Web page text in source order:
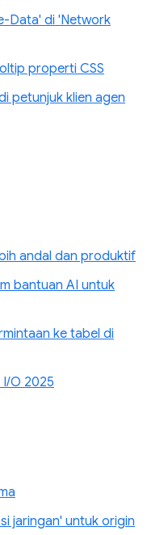
Data' di 'Network
properti CSS
petunjuk klien agen
andal dan produktif
bantuan AI untuk
ke tabel di
O 2025
jaringan' untuk origin